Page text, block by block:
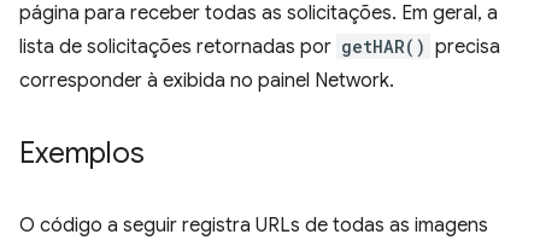
página para receber todas as solicitações. Em geral, a
lista de solicitações retornadas por getHAR() precisa
corresponder à exibida no painel Network.
Exemplos
O código a seguir registra URLs de todas as imagens